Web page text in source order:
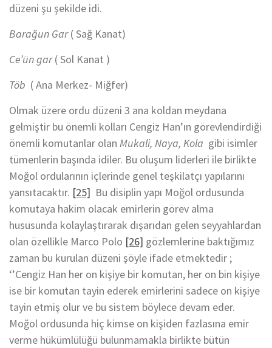
düzeni şu şekilde idi.
Barağun Gar( Sağ Kanat)
Ce’ün gar( Sol Kanat )
Töb ( Ana Merkez- Miğfer)
Olmak üzere ordu düzeni 3 ana koldan meydana
gelmiştir bu önemli kolları Cengiz Han’ın görevlendirdiği
önemli komutanlar olan Mukali, Naya, Kola gibi isimler
tümenlerin başında idiler. Bu oluşum liderleri ile birlikte
Moğol ordularının içlerinde genel teşkilatçı yapılarını
yansıtacaktır. [25] Bu disiplin yapı Moğol ordusunda
komutaya hakim olacak emirlerin görev alma
hususunda kolaylaştırarak dışarıdan gelen seyyahlardan
olan özellikle Marco Polo [26] gözlemlerine baktığımız
zaman bu kurulan düzeni şöyle ifade etmektedir ;
‘’Cengiz Han her on kişiye bir komutan, her on bin kişiye
ise bir komutan tayin ederek emirlerini sadece on kişiye
tayin etmiş olur ve bu sistem böylece devam eder.
Moğol ordusunda hiç kimse on kişiden fazlasına emir
verme hükümlülüğü bulunmamakla birlikte bütün